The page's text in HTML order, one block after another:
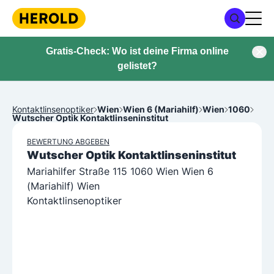
Gratis-Check: Wo ist deine Firma online
gelistet?
Kontaktlinsenoptiker Wien Wien 6 (Mariahilf) Wien 1060
Wutscher Optik Kontaktlinseninstitut
BEWERTUNG ABGEBEN
Wutscher Optik Kontaktlinseninstitut
Mariahilfer Straße 115 1060 Wien Wien 6
(Mariahilf) Wien
Kontaktlinsenoptiker